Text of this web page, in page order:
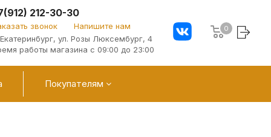
212-30-30
звонок
Напишите нам
ул. Розы Люксембург, 4
работы магазина с 09:00 до 23:00
0
Покупателям